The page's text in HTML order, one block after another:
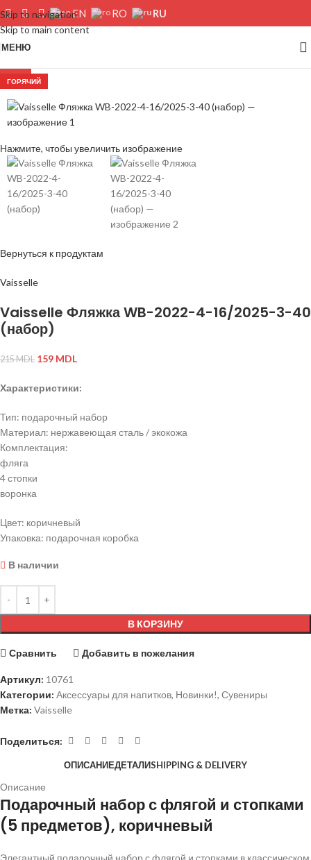
Skip to navigation
Skip to main content
EN RO RU
МЕНЮ
ГОРЯЧИЙ
Нажмите, чтобы увеличить изображение
Вернуться к продуктам
Vaisselle
Vaisselle Фляжка WB-2022-4-16/2025-3-40
(набор)
215MDL 159 MDL
Характеристики:
Тип: подарочный набор
Материал: нержавеющая сталь / экокожа
Комплектация:
фляга
4 стопки
воронка
Цвет: коричневый
Упаковка: подарочная коробка
В наличии
В КОРЗИНУ
Сравнить Добавить в пожелания
Артикул: 10761
Категории: Аксессуары для напитков, Новинки!, Сувениры
Метка: Vaisselle
Поделиться:
ОПИСАНИЕДЕТАЛИSHIPPING & DELIVERY
Описание
Подарочный набор с флягой и стопками
(5 предметов), коричневый
Элегантный подарочный набор с флягой и стопками в классическом